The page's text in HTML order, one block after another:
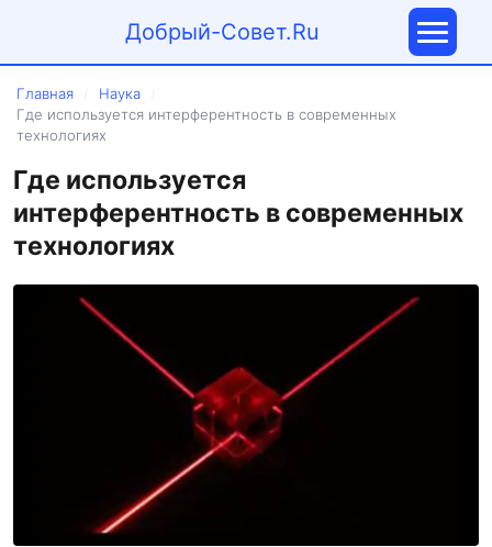
Добрый-Совет.Ru
Главная Наука
Где используется интерферентность в современных
технологиях
Где используется
интерферентность в современных
технологиях